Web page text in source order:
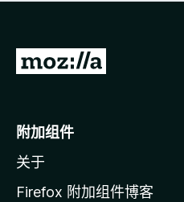
无
转
o
i
l
附加组件
关于
Firefox 附加组件博客